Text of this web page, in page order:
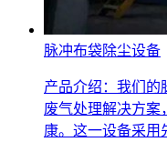
脉冲布袋除尘设备
产品介绍：我们的
废气处理解决方案
康。这一设备采用